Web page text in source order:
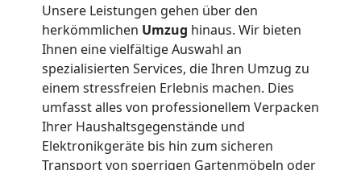
Unsere Leistungen gehen über den
herkömmlichen Umzug hinaus. Wir bieten
Ihnen eine vielfältige Auswahl an
spezialisierten Services, die Ihren Umzug zu
einem stressfreien Erlebnis machen. Dies
umfasst alles von professionellem Verpacken
Ihrer Haushaltsgegenstände und
Elektronikgeräte bis hin zum sicheren
Transport von sperrigen Gartenmöbeln oder
Kleiner
Umzug
Wiener
Neustadt